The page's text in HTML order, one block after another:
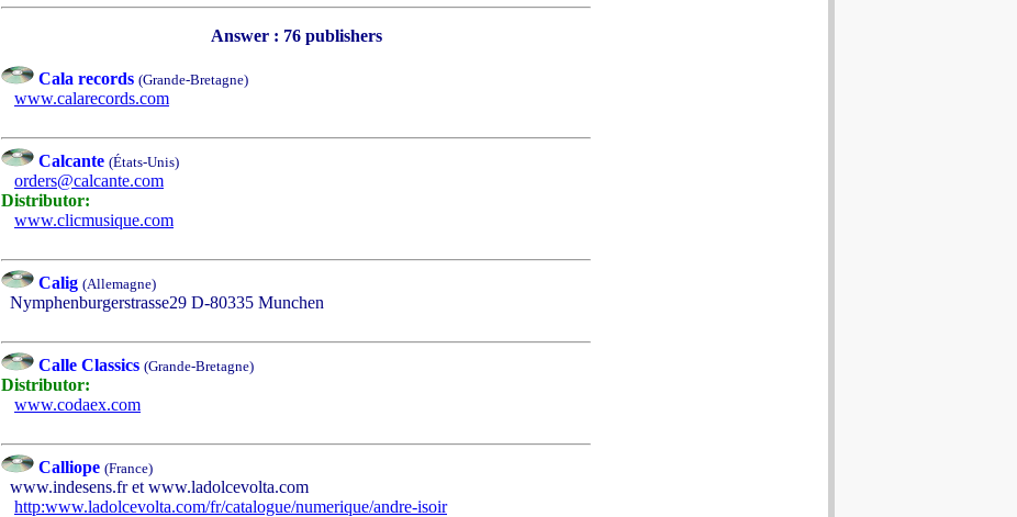
Answer : 76 publishers
Cala records (Grande-Bretagne)
www.calarecords.com
Calcante (États-Unis)
orders@calcante.com
Distributor:
www.clicmusique.com
Calig (Allemagne)
Nymphenburgerstrasse29 D-80335 Munchen
Calle Classics (Grande-Bretagne)
Distributor:
www.codaex.com
Calliope (France)
www.indesens.fr et www.ladolcevolta.com
http:www.ladolcevolta.com/fr/catalogue/numerique/andre-isoir